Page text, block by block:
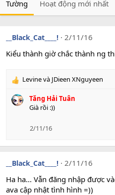
Tường Hoạt động mới nhất
__Black_Cat____!
2/11/16
Kiểu thành giờ chắc thành ng
R
a
n
Levinevà JDieen XNguyeen
Tăng Hải Tuân
Già rồi :))
2/11/16
__Black_Cat____!
2/11/16
Ha ha... Vẫn đăng nhập được
ava cập nhật tình hình =))